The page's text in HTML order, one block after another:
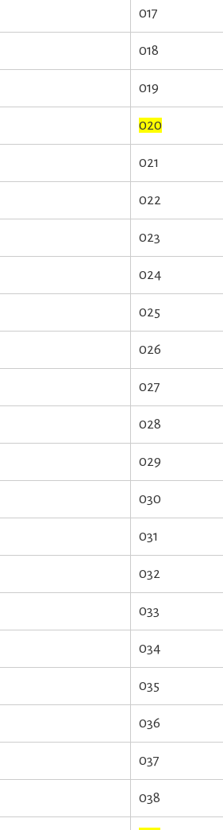
017
018
019
020
021
022
023
024
025
026
027
028
029
030
031
032
033
034
035
036
037
038